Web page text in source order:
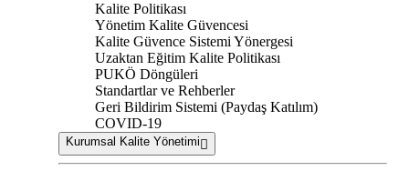
Kalite Politikası
Yönetim Kalite Güvencesi
Kalite Güvence Sistemi Yönergesi
Uzaktan Eğitim Kalite Politikası
PUKÖ Döngüleri
Standartlar ve Rehberler
Geri Bildirim Sistemi (Paydaş Katılım)
COVID-19
Kurumsal Kalite Yönetimi